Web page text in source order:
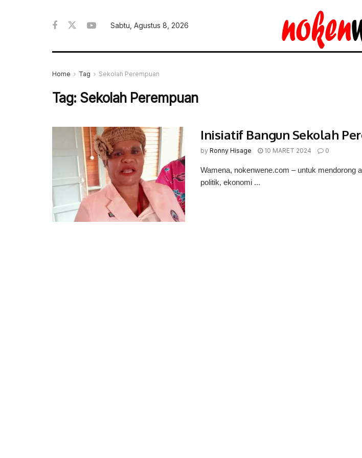
Sabtu, Agustus 8, 2026
Home Tag Sekolah Perempuan
Tag: Sekolah Perempuan
Inisiatif Bangun Sekolah
by Ronny Hisage 10 MARET 2024 0
Wamena, nokenwene.com – untuk mendorong
politik, ekonomi ...